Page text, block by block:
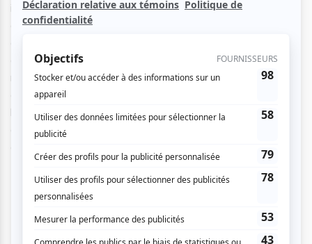
inusités. C’est dans cet esprit que Le Lac des Signes a
demandé a des performeurs en LSQ de répertorier des
qu’il est débranché n’est que la pointe de l’iceberg des
nombreux exemples de ce genre de situations) afin de
concocter ce spectacle de contes hors du commun. Des
histoires vécues touchantes ou drôles sur scène en langue
des signes québécoise et réinterprétées en français par
des interprètes chevronnées. Soirée accessible en LSQ.
Une belle tradition.
Important : Veuillez noter